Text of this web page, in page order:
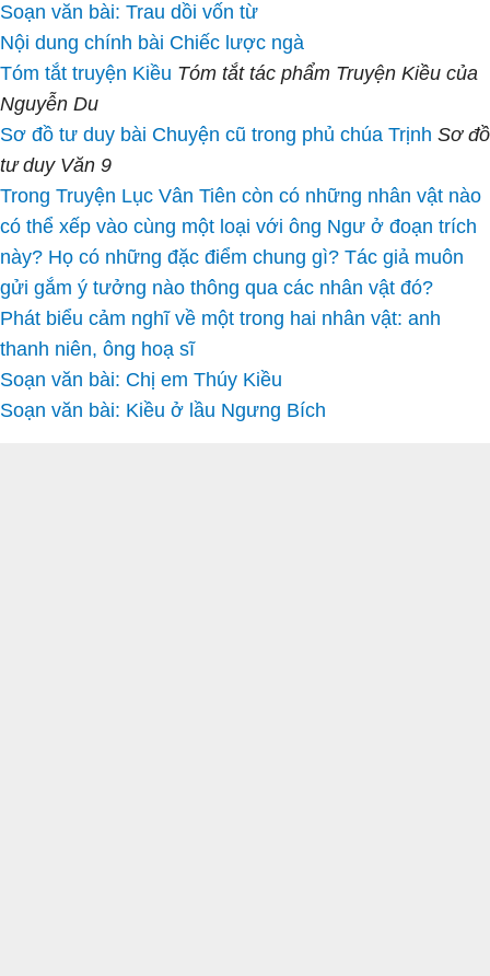
Soạn văn bài: Trau dồi vốn từ
Nội dung chính bài Chiếc lược ngà
Tóm tắt truyện Kiều Tóm tắt tác phẩm Truyện Kiều của
Nguyễn Du
Sơ đồ tư duy bài Chuyện cũ trong phủ chúa Trịnh Sơ đồ
tư duy Văn 9
Trong Truyện Lục Vân Tiên còn có những nhân vật nào
có thể xếp vào cùng một loại với ông Ngư ở đoạn trích
này? Họ có những đặc điểm chung gì? Tác giả muôn
gửi gắm ý tưởng nào thông qua các nhân vật đó?
Phát biểu cảm nghĩ về một trong hai nhân vật: anh
thanh niên, ông hoạ sĩ
Soạn văn bài: Chị em Thúy Kiều
Soạn văn bài: Kiều ở lầu Ngưng Bích